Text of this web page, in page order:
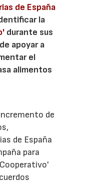
de España
la
durante sus
apoyar a
el
alimentos
de
de España
para